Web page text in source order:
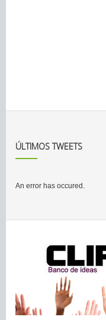
ÚLTIMOS TWEETS
An error has occured.